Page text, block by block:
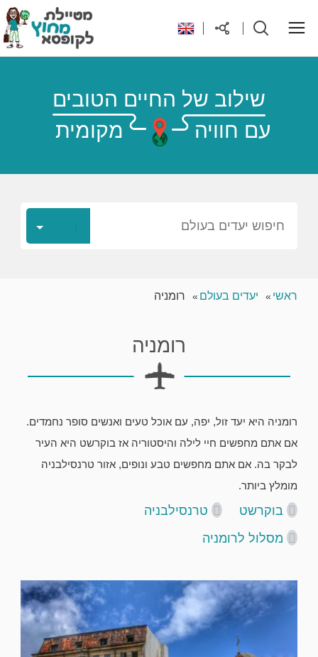
יעדים בעולם
טיפים והנחות לטיול
רילוקיישן לקפריסין
שילוב של החיים הטובים
עם חוויה
מקומית
חיפוש יעדים בעולם
ראשי יעדים בעולם רומניה
רומניה
רומניה היא יעד זול, יפה, עם אוכל טעים ואנשים סופר נחמדים.
אם אתם מחפשים חיי לילה והיסטוריה אז בוקרשט היא העיר
לבקר בה. אם אתם מחפשים טבע ונופים, אזור טרנסילבניה
מומלץ ביותר.
בוקרשט
טרנסילבניה
מסלול לרומניה